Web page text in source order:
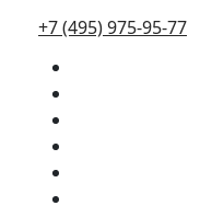
+7 (495) 975-95-77